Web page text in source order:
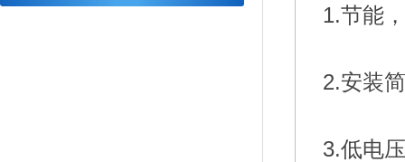
1.节能
2.安装
3.低电